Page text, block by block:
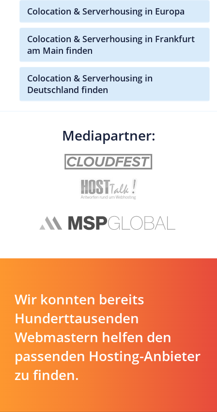
Colocation & Serverhousing in Europa
Colocation & Serverhousing in Frankfurt
am Main finden
Colocation & Serverhousing in
Deutschland finden
Mediapartner:
Wir konnten bereits
Hunderttausenden
Webmastern helfen den
passenden Hosting-Anbieter
zu finden.